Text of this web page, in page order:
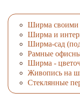
Ширма своими
Ширма и
Ширма-сад
Рамные
Ширма -
Живопись на
Стеклянные